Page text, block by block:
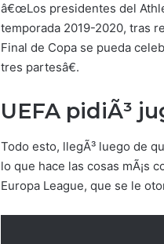
â€œLos presidentes del
temporada 2019-2020, tras
Final de Copa se pueda
tres partesâ€.
UEFA pidiÃ³
Todo esto, llegÃ³ luego de
lo que hace las cosas mÃ¡s
Europa League, que se le